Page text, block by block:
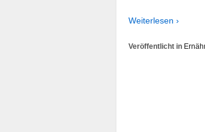
Weiterlesen ›
Veröffentlicht in